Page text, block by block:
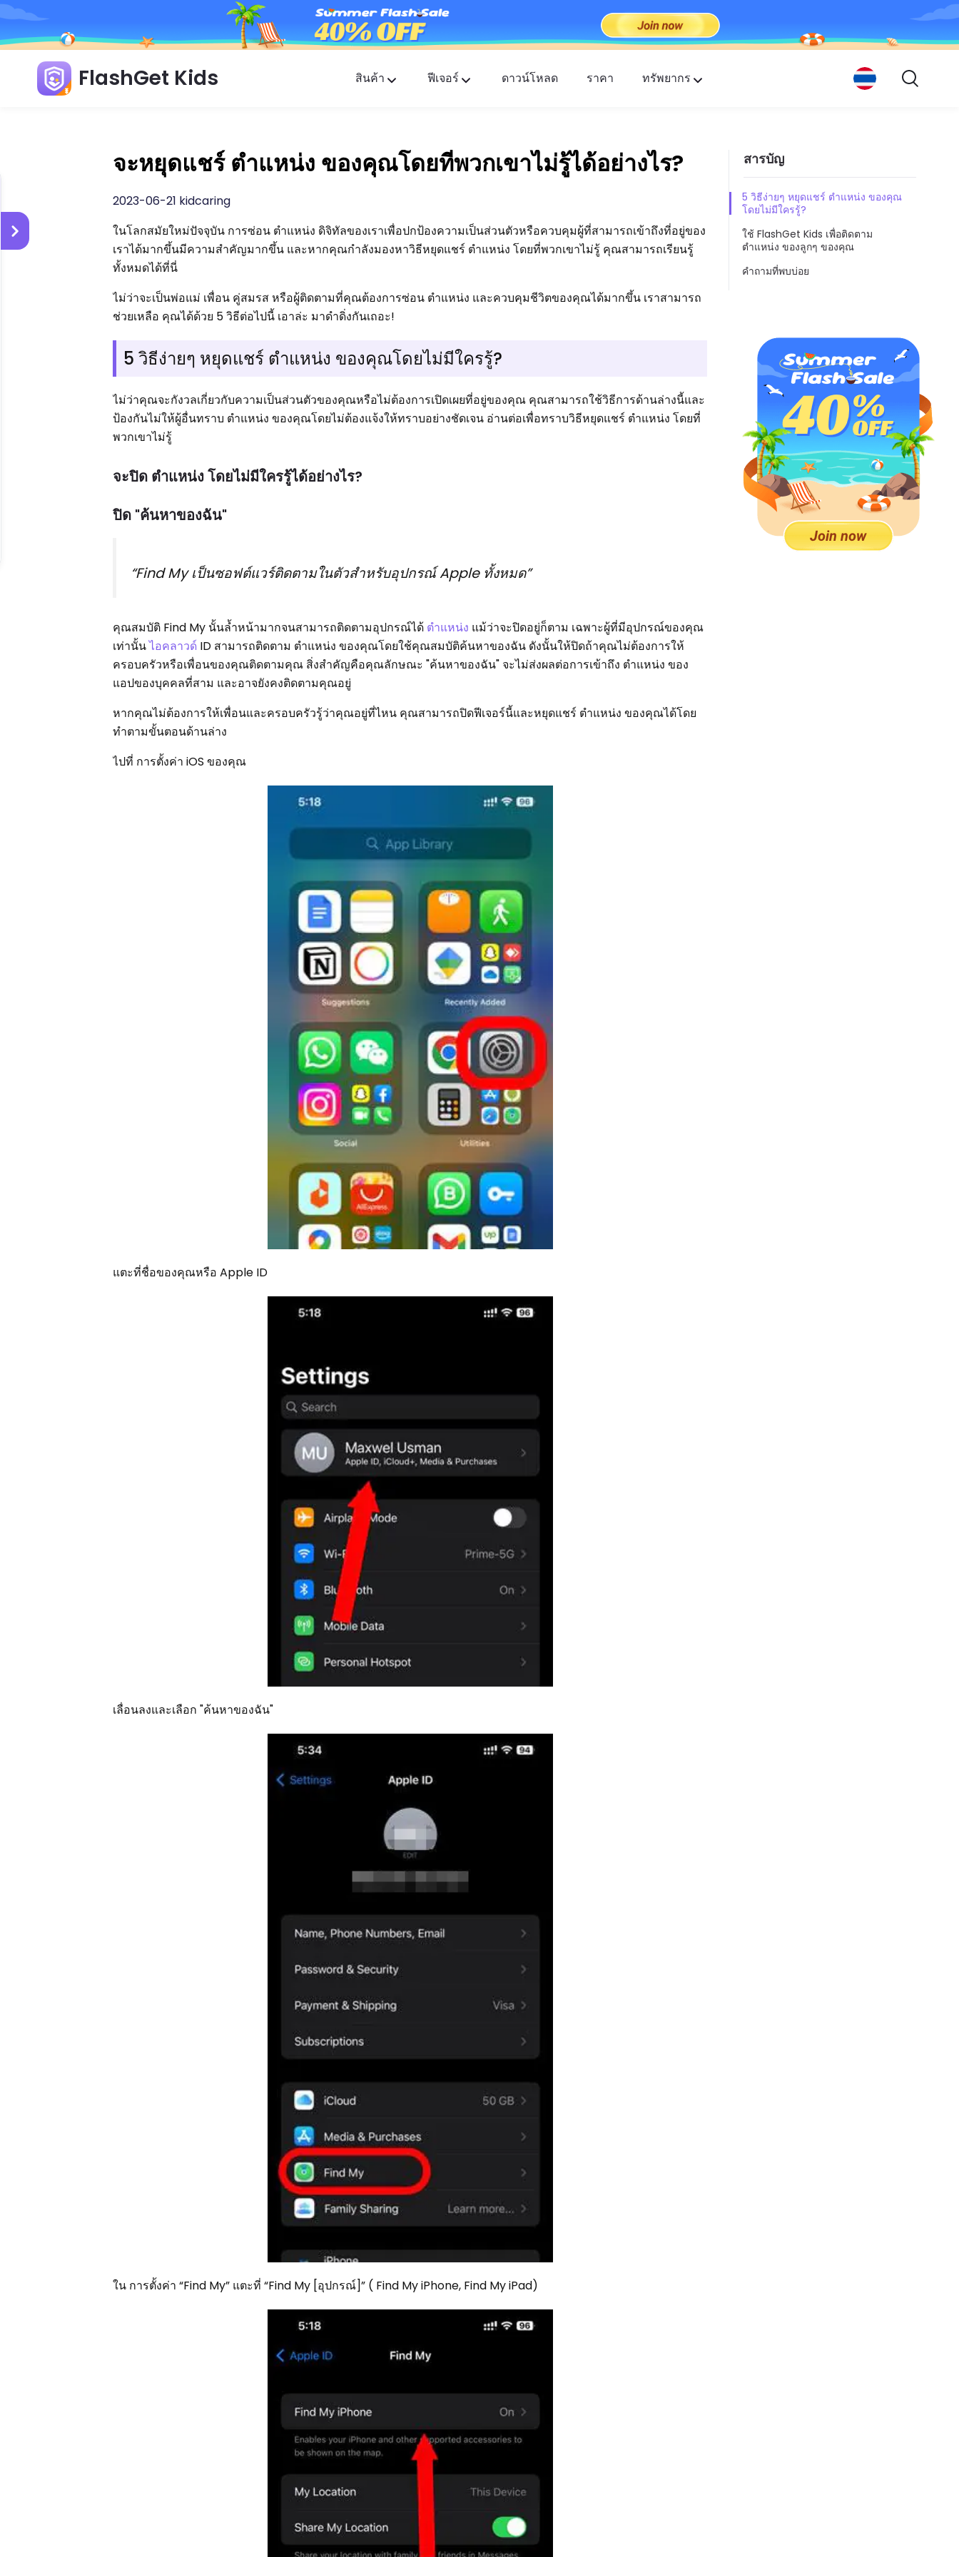
FlashGet Kids สินค้า
FlashGet Finder
ความปลอดภัยป้องกันการโจรกรรมของโทรศัพท์คุณ
ฟีเจอร์ ดาวน์โหลด ราคา ทรัพยากร
จะหยุดแชร์ ตำแหน่ง ของคุณโดยที่พวกเขาไม่รู้ได้อย่างไร?
2023-06-21 kidcaring
ในโลกสมัยใหม่ปัจจุบัน การซ่อน ตำแหน่ง ดิจิทัลของเราเพื่อปกป้องความเป็นส่วนตัวหรือควบคุมผู้ที่สามารถเข้าถึงที่อยู่ของ
เราได้มากขึ้นมีความสำคัญมากขึ้น และหากคุณกำลังมองหาวิธีหยุดแชร์ ตำแหน่ง โดยที่พวกเขาไม่รู้ คุณสามารถเรียนรู้
ทั้งหมดได้ที่นี่
ไม่ว่าจะเป็นพ่อแม่ เพื่อน คู่สมรส หรือผู้ติดตามที่คุณต้องการซ่อน ตำแหน่ง และควบคุมชีวิตของคุณได้มากขึ้น เราสามารถ
ช่วยเหลือ คุณได้ด้วย 5 วิธีต่อไปนี้ เอาล่ะ มาดำดิ่งกันเถอะ!
5 วิธีง่ายๆ หยุดแชร์ ตำแหน่ง ของคุณโดยไม่มีใครรู้?
ไม่ว่าคุณจะกังวลเกี่ยวกับความเป็นส่วนตัวของคุณหรือไม่ต้องการเปิดเผยที่อยู่ของคุณ คุณสามารถใช้วิธีการด้านล่างนี้และ
ป้องกันไม่ให้ผู้อื่นทราบ ตำแหน่ง ของคุณโดยไม่ต้องแจ้งให้ทราบอย่างชัดเจน อ่านต่อเพื่อทราบวิธีหยุดแชร์ ตำแหน่ง โดยที่
พวกเขาไม่รู้
จะปิด ตำแหน่ง โดยไม่มีใครรู้ได้อย่างไร?
ปิด "ค้นหาของฉัน"
“Find My เป็นซอฟต์แวร์ติดตามในตัวสำหรับอุปกรณ์ Apple ทั้งหมด”
คุณสมบัติ Find My นั้นล้ำหน้ามากจนสามารถติดตามอุปกรณ์ได้ ตำแหน่ง แม้ว่าจะปิดอยู่ก็ตาม เฉพาะผู้ที่มีอุปกรณ์ของคุณ
เท่านั้นไอคลาวด์ ID สามารถติดตาม ตำแหน่ง ของคุณโดยใช้คุณสมบัติค้นหาของฉัน ดังนั้นให้ปิดถ้าคุณไม่ต้องการให้
ครอบครัวหรือเพื่อนของคุณติดตามคุณ สิ่งสำคัญคือคุณลักษณะ "ค้นหาของฉัน" จะไม่ส่งผลต่อการเข้าถึง ตำแหน่ง ของ
แอปของบุคคลที่สาม และอาจยังคงติดตามคุณอยู่
หากคุณไม่ต้องการให้เพื่อนและครอบครัวรู้ว่าคุณอยู่ที่ไหน คุณสามารถปิดฟีเจอร์นี้และหยุดแชร์ ตำแหน่ง ของคุณได้โดย
ทำตามขั้นตอนด้านล่าง
ไปที่ การตั้งค่า iOS ของคุณ
แตะที่ชื่อของคุณหรือ Apple ID
เลื่อนลงและเลือก "ค้นหาของฉัน"
ใน การตั้งค่า “Find My” แตะที่ “Find My [อุปกรณ์]” ( Find My iPhone, Find My iPad)
สารบัญ
5 วิธีง่ายๆ หยุดแชร์ ตำแหน่ง ของคุณ
โดยไม่มีใครรู้?
ใช้ FlashGet Kids เพื่อติดตาม
ตำแหน่ง ของลูกๆ ของคุณ
คำถามที่พบบ่อย